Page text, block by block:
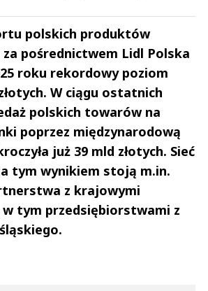
polskich produktów
pośrednictwem Lidl Polska
roku rekordowy poziom
W ciągu ostatnich
polskich towarów na
poprzez międzynarodową
już 39 mld złotych. Sieć
tym wynikiem stoją m.in.
z krajowymi
tym przedsiębiorstwami z